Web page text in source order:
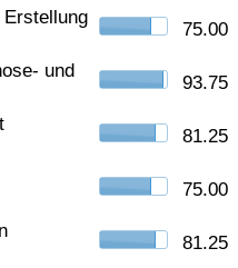
Erstellung
75.00
und
93.75
81.25
75.00
81.25
(aktuell)